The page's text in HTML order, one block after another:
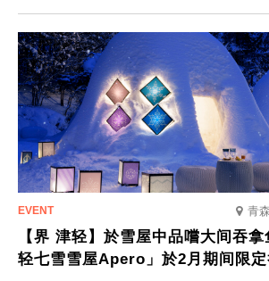
在此与重要之人共度一段难忘的特别时光。
青
【界 津轻】於雪屋中品嚐大间吞
轻七雪雪屋Apero」於2月期间限